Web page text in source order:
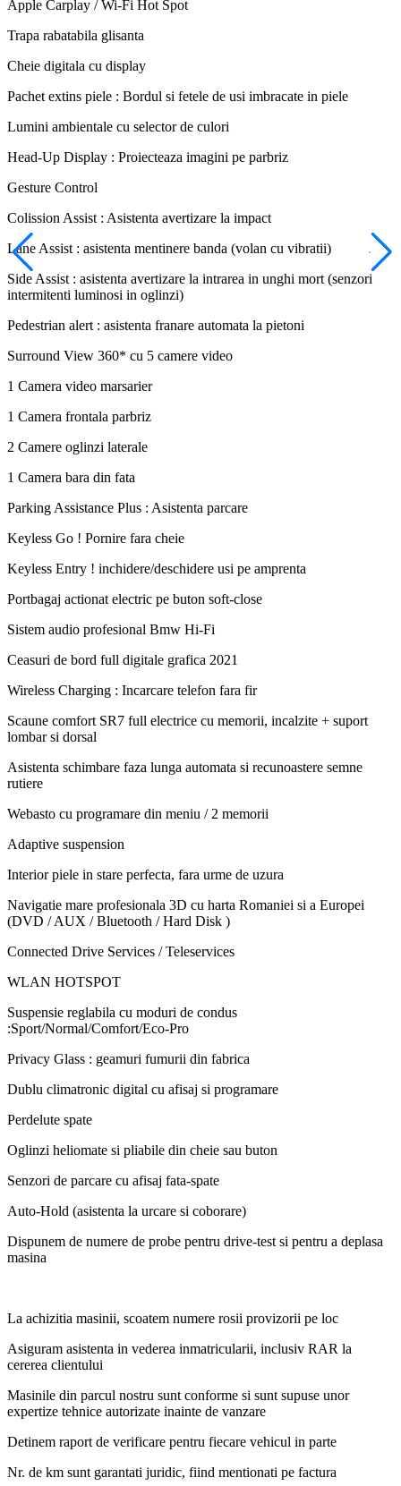
Apple Carplay / Wi-Fi Hot Spot
Trapa rabatabila glisanta
Cheie digitala cu display
Pachet extins piele : Bordul si fetele de usi imbracate in piele
Lumini ambientale cu selector de culori
Head-Up Display : Proiecteaza imagini pe parbriz
Gesture Control
Colission Assist : Asistenta avertizare la impact
Lane Assist : asistenta mentinere banda (volan cu vibratii)
Side Assist : asistenta avertizare la intrarea in unghi mort (senzori
intermitenti luminosi in oglinzi)
Pedestrian alert : asistenta franare automata la pietoni
Surround View 360* cu 5 camere video
1 Camera video marsarier
1 Camera frontala parbriz
2 Camere oglinzi laterale
1 Camera bara din fata
Parking Assistance Plus : Asistenta parcare
Keyless Go ! Pornire fara cheie
Keyless Entry ! inchidere/deschidere usi pe amprenta
Portbagaj actionat electric pe buton soft-close
Sistem audio profesional Bmw Hi-Fi
Ceasuri de bord full digitale grafica 2021
Wireless Charging : Incarcare telefon fara fir
Scaune comfort SR7 full electrice cu memorii, incalzite + suport
lombar si dorsal
Asistenta schimbare faza lunga automata si recunoastere semne
rutiere
Webasto cu programare din meniu / 2 memorii
Adaptive suspension
Interior piele in stare perfecta, fara urme de uzura
Navigatie mare profesionala 3D cu harta Romaniei si a Europei
(DVD / AUX / Bluetooth / Hard Disk )
Connected Drive Services / Teleservices
WLAN HOTSPOT
Suspensie reglabila cu moduri de condus
:Sport/Normal/Comfort/Eco-Pro
Privacy Glass : geamuri fumurii din fabrica
Dublu climatronic digital cu afisaj si programare
Perdelute spate
Oglinzi heliomate si pliabile din cheie sau buton
Senzori de parcare cu afisaj fata-spate
Auto-Hold (asistenta la urcare si coborare)
Dispunem de numere de probe pentru drive-test si pentru a deplasa
masina
La achizitia masinii, scoatem numere rosii provizorii pe loc
Asiguram asistenta in vederea inmatricularii, inclusiv RAR la
cererea clientului
Masinile din parcul nostru sunt conforme si sunt supuse unor
expertize tehnice autorizate inainte de vanzare
Detinem raport de verificare pentru fiecare vehicul in parte
Nr. de km sunt garantati juridic, fiind mentionati pe factura